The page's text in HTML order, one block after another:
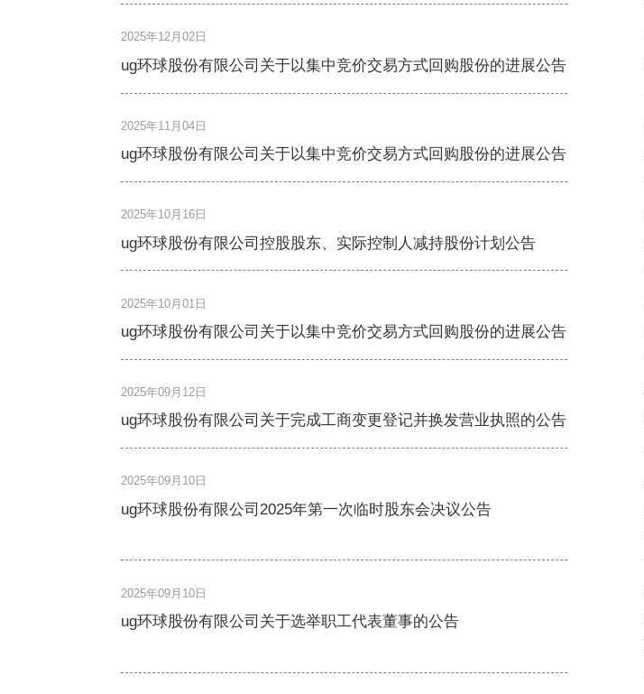
2025年12月02日
ug环球股份有限公司关于以集中竞价交易方式回购股份的进展公告
2025年11月04日
ug环球股份有限公司关于以集中竞价交易方式回购股份的进展公告
2025年10月16日
ug环球股份有限公司控股股东、实际控制人减持股份计划公告
2025年10月01日
ug环球股份有限公司关于以集中竞价交易方式回购股份的进展公告
2025年09月12日
ug环球股份有限公司关于完成工商变更登记并换发营业执照的公告
2025年09月10日
ug环球股份有限公司2025年第一次临时股东会决议公告
2025年09月10日
ug环球股份有限公司关于选举职工代表董事的公告